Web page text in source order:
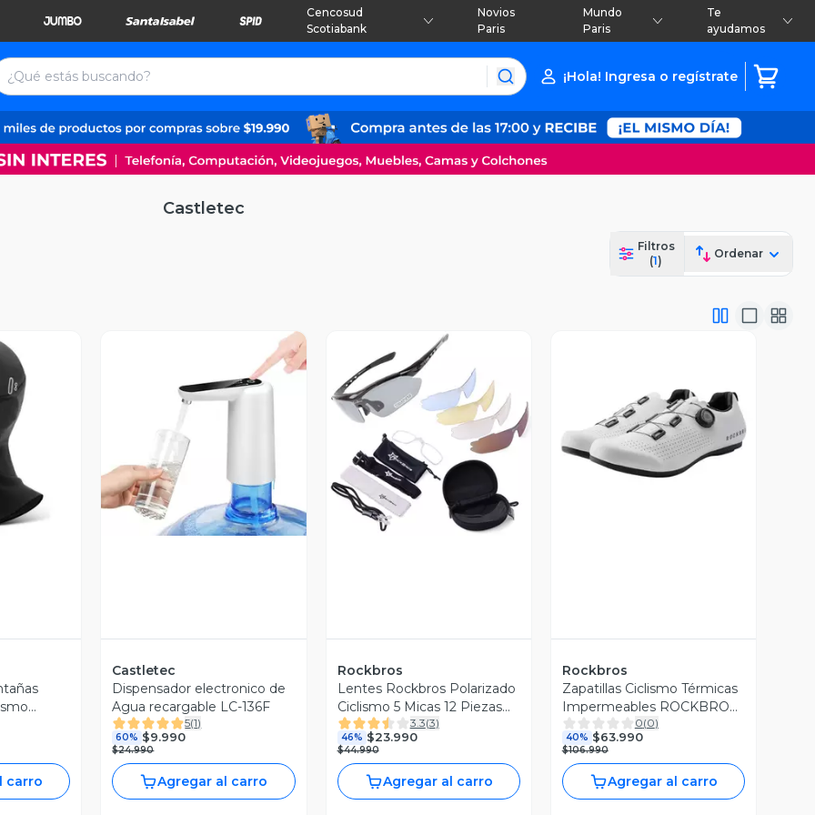
Cencosud
Scotiabank
Novios
Paris
Mundo
Paris
Te
ayudamos
¡Hola! Ingresa o regístrate
Castletec
Filtros
(1)
Ordenar
carro
Vista Previa
Castletec
Dispensador electronico de
Agua recargable LC-136F
5(1)
60% $9.990
$24.990
Agregar al carro
Vista Previa
Rockbros
Lentes Rockbros Polarizado
Ciclismo 5 Micas 12 Piezas
Uv400 - Negro
3.3(3)
46% $23.990
$44.990
Agregar al carro
Vista Previa
Rockbros
Zapatillas Ciclismo Térmicas
Impermeables ROCKBROS
CR4
0(0)
40% $63.990
$106.990
Agregar al carro